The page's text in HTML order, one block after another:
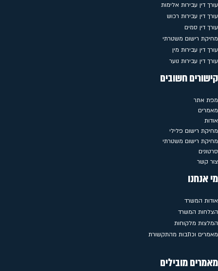
עורך דין עבירות אלימות
עורך דין עבירות רכוש
עורך דין סמים
מחיקת רישום משטרתי
עורך דין עבירות מין
עורך דין עבירות נוער
קישורים חשובים
מפת אתר
מאמרים
אודות
מחיקת רישום פלילי
מחיקת רישום משטרתי
סרטונים
צור קשר
מי אנחנו
אודות המשרד
הצלחות המשרד
המלצות מלקוחות
מאמרים וכתבות מהתקשורת
מאמרים מובילים